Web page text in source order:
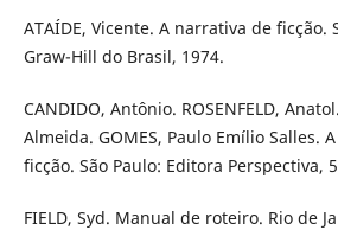
ATAÍDE, Vicente. A narrativa de ficção.
Graw-Hill do Brasil, 1974.
CANDIDO, Antônio. ROSENFELD,
Almeida. GOMES, Paulo Emílio Salles.
ficção. São Paulo: Editora Perspectiva,
FIELD, Syd. Manual de roteiro. Rio de